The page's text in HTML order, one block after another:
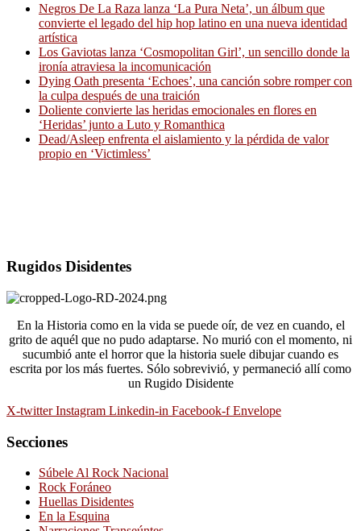
Negros De La Raza lanza ‘La Pura Neta’, un álbum que
convierte el legado del hip hop latino en una nueva identidad
artística
Los Gaviotas lanza ‘Cosmopolitan Girl’, un sencillo donde la
ironía atraviesa la incomunicación
Dying Oath presenta ‘Echoes’, una canción sobre romper con
la culpa después de una traición
Doliente convierte las heridas emocionales en flores en
‘Heridas’ junto a Luto y Romanthica
Dead/Asleep enfrenta el aislamiento y la pérdida de valor
propio en ‘Victimless’
Rugidos Disidentes
En la Historia como en la vida se puede oír, de vez en cuando, el
grito de aquél que no pudo adaptarse. No murió con el momento, ni
sucumbió ante el horror que la historia suele dibujar cuando es
escrita por los más fuertes. Sólo sobrevivió, y permaneció allí como
un Rugido Disidente
X-twitter Instagram Linkedin-in Facebook-f Envelope
Secciones
Súbele Al Rock Nacional
Rock Foráneo
Huellas Disidentes
En la Esquina